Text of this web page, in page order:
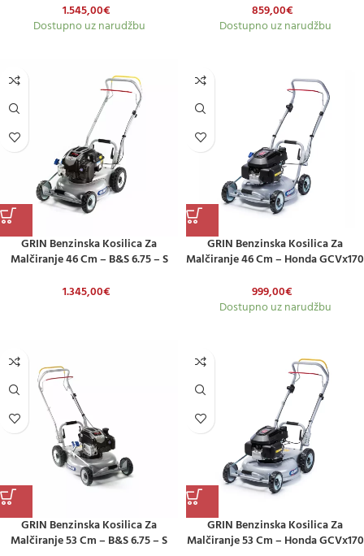
1.545,00€
Dostupno uz narudžbu
859,00€
Dostupno uz narudžbu
GRIN Benzinska Kosilica Za
Malčiranje 46 Cm – B&S 6.75 – S
1.345,00€
GRIN Benzinska Kosilica Za
Malčiranje 46 Cm – Honda GCVx170
999,00€
Dostupno uz narudžbu
GRIN Benzinska Kosilica Za
Malčiranje 53 Cm – B&S 6.75 – S
GRIN Benzinska Kosilica Za
Malčiranje 53 Cm – Honda GCVx170